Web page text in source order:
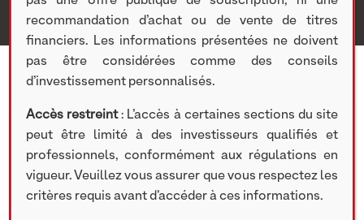
2 AVRIL 2021
[RETROSPECTIVE] 2021, la bataille des fonds
propres, investissons ensemble dans les pépites
recommandation d’achat ou de vente de titres
financiers. Les informations présentées ne doivent
pas être considérées comme des conseils
d’investissement personnalisés.
Accès restreint: L’accès à certaines sections du site
peut être limité à des investisseurs qualifiés et
professionnels, conformément aux régulations en
vigueur. Veuillez vous assurer que vous respectez les
critères requis avant d’accéder à ces informations.